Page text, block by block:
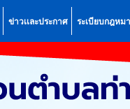
ข่าวเเละประกาศ ระเบียบกฎหม